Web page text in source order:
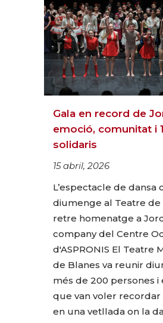
Gala en record de
emoció, comunitat i
solidaris
15 abril, 2026
L’espectacle de dansa
diumenge al Teatre de
retre homenatge a
company del Centre
d'ASPRONIS El Teatre
de Blanes va reunir
més de 200 persones i
que van voler recordar
en una vetllada on la